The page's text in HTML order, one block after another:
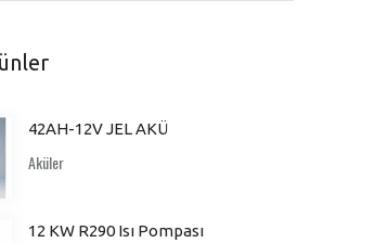
42AH-12V JEL AKÜ
Aküler
12 KW R290 Isı Pompası